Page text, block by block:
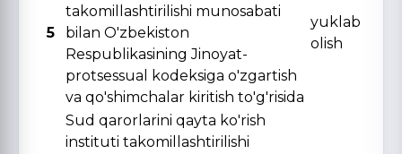
5
takomillashtirilishi munosabati
bilan O'zbekiston
Respublikasining Jinoyat-
protsessual kodeksiga o'zgartish
va qo'shimchalar kiritish to'g'risida
yuklab
olish
Sud qarorlarini qayta ko'rish
instituti takomillashtirilishi